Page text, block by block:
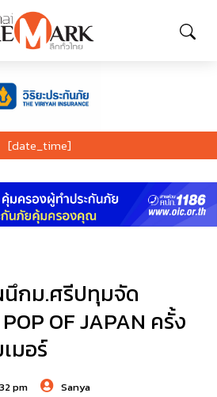
[date_time]
กม.ศรีปทุมจัด
OF JAPAN ครั้ง
มอร์
pm Sanya